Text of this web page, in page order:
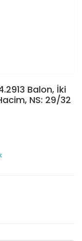
Balon, İki
NS: 29/32